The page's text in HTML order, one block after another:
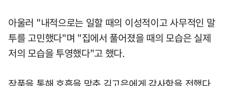
아울러 "내적으로는 일할 때의 이성적이고 사무적인 말
투를 고민했다"며 "집에서 풀어졌을 때의 모습은 실제
저의 모습을 투영했다"고 했다.